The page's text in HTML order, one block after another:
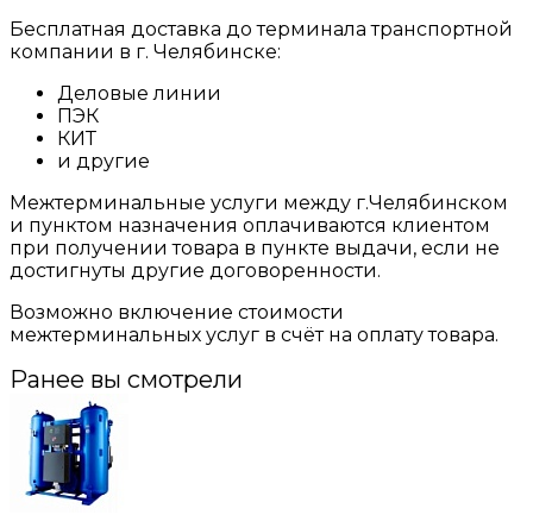
Бесплатная доставка до терминала транспортной
компании в г. Челябинске:
Деловые линии
ПЭК
КИТ
и другие
Межтерминальные услуги между г.Челябинском
и пунктом назначения оплачиваются клиентом
при получении товара в пункте выдачи, если не
достигнуты другие договоренности.
Возможно включение стоимости
межтерминальных услуг в счёт на оплату товара.
Ранее вы смотрели